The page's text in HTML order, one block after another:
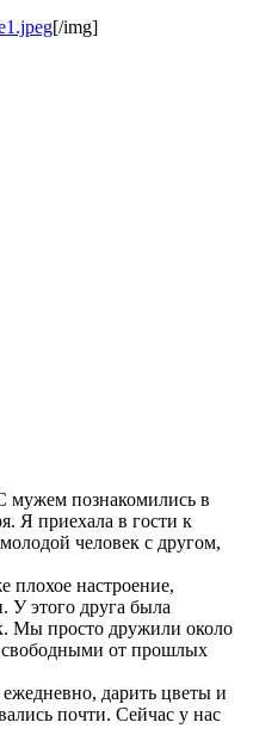
[/img]
познакомились в
Я приехала в гости к
человек с другом,
плохое настроение,
У этого друга была
Мы просто дружили около
свободными от прошлых
дарить цветы и
почти. Сейчас у нас